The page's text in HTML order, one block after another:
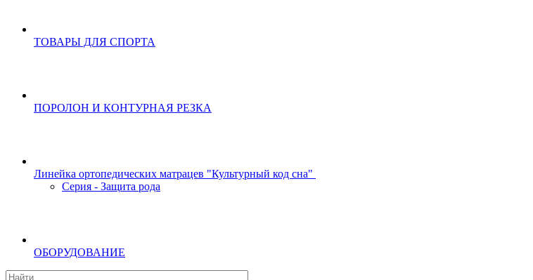
ТОВАРЫ ДЛЯ СПОРТА
ПОРОЛОН И КОНТУРНАЯ РЕЗКА
Линейка ортопедических матрацев "Культурный код сна"
Серия - Защита рода
ОБОРУДОВАНИЕ